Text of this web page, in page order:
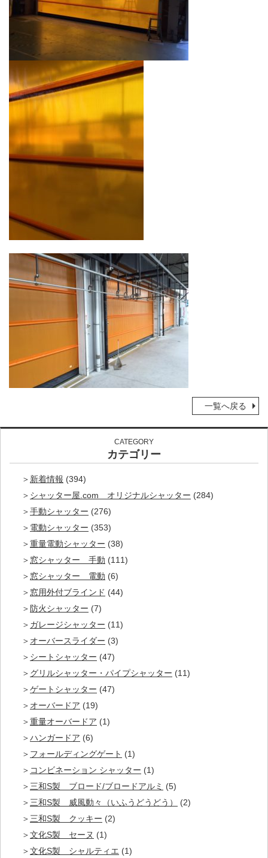
一覧へ戻る
CATEGORY
カテゴリー
新着情報 (394)
シャッター屋.com オリジナルシャッター (284)
手動シャッター (276)
電動シャッター (353)
重量電動シャッター (38)
窓シャッター 手動 (111)
窓シャッター 電動 (6)
窓用外付ブラインド (44)
防火シャッター (7)
ガレージシャッター (11)
オーバースライダー (3)
シートシャッター (47)
グリルシャッター・パイプシャッター (11)
ゲートシャッター (47)
オーバードア (19)
重量オーバードア (1)
ハンガードア (6)
フォールディングゲート (1)
コンビネーション シャッター (1)
三和S製 ブロード/ブロードアルミ (5)
三和S製 威風動々（いふうどうどう）
(2)
三和S製 クッキー (2)
文化S製 セーヌ (1)
文化S製 シャルティエ (1)